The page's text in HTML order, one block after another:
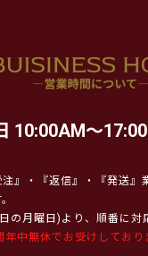
10:00AM～
』・『返信』・『発送』
の月曜日)より、順番に対
中無休でお受けしており